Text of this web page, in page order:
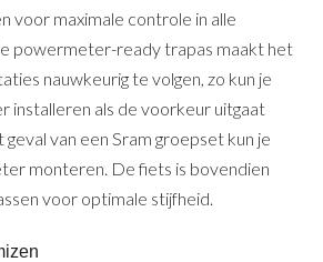
voor maximale controle in alle
powermeter-ready trapas maakt het
nauwkeurig te volgen, zo kun je
installeren als de voorkeur uitgaat
geval van een Sram groepset kun je
monteren. De fiets is bovendien
voor optimale stijfheid.